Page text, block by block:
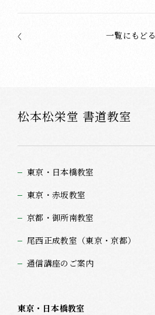
一覧にもどる
松本松栄堂 書道教室
東京・日本橋教室
東京・赤坂教室
京都・御所南教室
尾西正成教室（東京・京都）
通信講座のご案内
東京・日本橋教室